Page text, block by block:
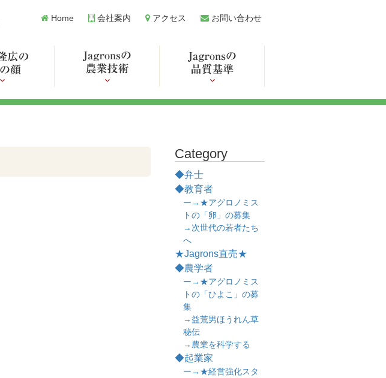
Home 会社案内 アクセス お問い合わせ
Category
◆弁士
◆教育者
ー→★アグロノミス
トの「卵」の募集
→次世代の若者たち
へ
★Jagrons直売★
◆農学者
ー→★アグロノミス
トの「ひよこ」の募
集
→益荒男ほうれん草
秘伝
→農業を科学する
◆起業家
ー→★経営強化スタ